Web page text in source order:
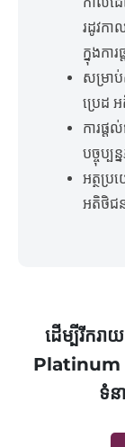
រដូវកា
ក្នុងកា
សម្រា
ប្រេដ
ការផ្ត
បច្ចុប្ប
អត្ថប្
អតិថិជ
ដើម្បីរីករា
Platinum
ទំន